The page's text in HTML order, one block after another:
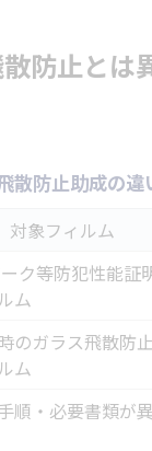
防止とは
散防止助成の違
対象フィルム
ク等防犯性能証
ム
のガラス飛散防止
ム
順・必要書類が異